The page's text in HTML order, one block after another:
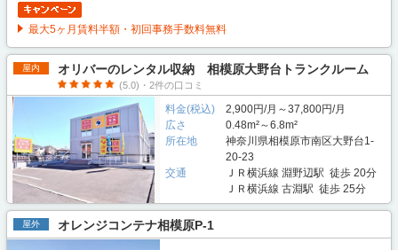
最大5ヶ月賃料半額・初回事務手数料無料
屋内 オリバーのレンタル収納 相模原大野台トランクルーム
(5.0)・2件の口コミ
料金(税込)
2,900円/月～37,800円/月
広さ
0.48m²～6.8m²
所在地
神奈川県相模原市南区大野台1-
20-23
交通
ＪＲ横浜線 淵野辺駅 徒歩 20分
ＪＲ横浜線 古淵駅 徒歩 25分
屋外 オレンジコンテナ相模原P-1